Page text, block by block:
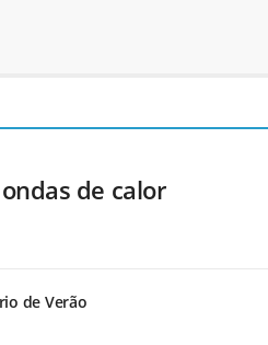
de calor
de Verão